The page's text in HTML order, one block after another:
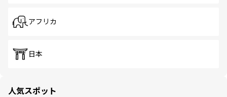
アフリカ
日本
人気スポット